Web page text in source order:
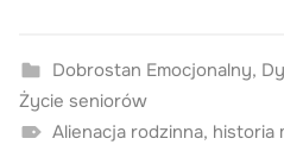
Dobrostan Emocjonalny,
Życie seniorów
Alienacja rodzinna, historia